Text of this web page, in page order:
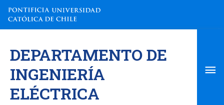
contenido
DEPARTAMENTO DE
INGENIERÍA
ELÉCTRICA